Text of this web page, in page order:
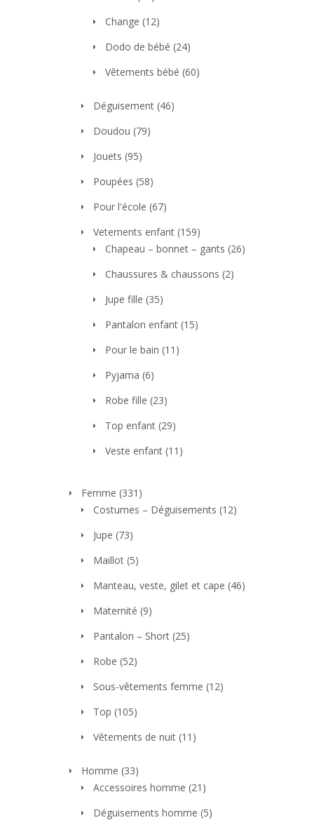
Change (12)
Dodo de bébé (24)
Vêtements bébé (60)
Déguisement (46)
Doudou (79)
Jouets (95)
Poupées (58)
Pour l'école (67)
Vetements enfant (159)
Chapeau – bonnet – gants (26)
Chaussures & chaussons (2)
Jupe fille (35)
Pantalon enfant (15)
Pour le bain (11)
Pyjama (6)
Robe fille (23)
Top enfant (29)
Veste enfant (11)
Femme (331)
Costumes – Déguisements (12)
Jupe (73)
Maillot (5)
Manteau, veste, gilet et cape (46)
Maternité (9)
Pantalon – Short (25)
Robe (52)
Sous-vêtements femme (12)
Top (105)
Vêtements de nuit (11)
Homme (33)
Accessoires homme (21)
Déguisements homme (5)